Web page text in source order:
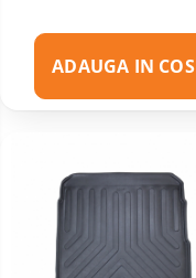
ADAUGA IN COS